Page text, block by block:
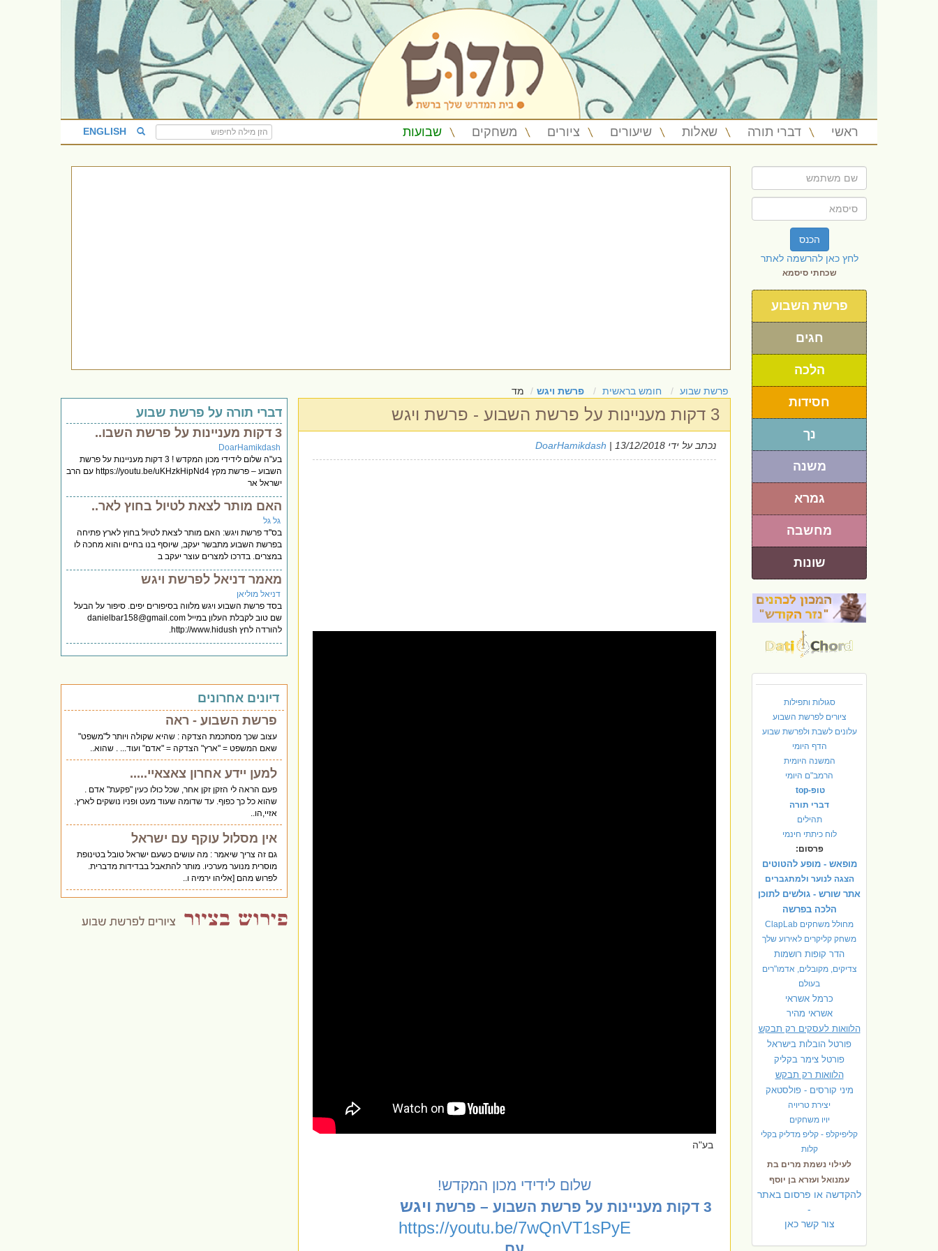
ראשי דברי תורה שאלות שיעורים ציורים משחקים שבועות ENGLISH
הכנס
לחץ כאן להרשמה לאתר
שכחתי סיסמא
פרשת השבוע
חגים
הלכה
חסידות
נך
משנה
גמרא
מחשבה
שונות
סגולות ותפילות
ציורים לפרשת השבוע
עלונים לשבת ולפרשת שבוע
הדף היומי
המשנה היומית
הרמב"ם היומי
טופ-top
דברי תורה
תהילים
לוח כיתתי חינמי
פרסום:
מופאש - מופע להטוטים
הצגה לנוער ולמתגברים
אתר שורש - גולשים לתוכן
הלכה בפרשה
מחולל משחקים ClapLab
משחק קליקרים לאירוע שלך
הדר קופות רושמות
צדיקים, מקובלים, אדמו"רים
בעולם
כרמל אשראי
אשראי מהיר
הלוואות לעסקים רק תבקש
פורטל הובלות בישראל
פורטל צימר בקליק
הלוואות רק תבקש
מיני קורסים - פולסטאק
יצירת טריויה
יויו משחקים
קליפיקלפ - קליפ מדליק בקלי
קלות
לעילוי נשמת מרים בת
עמנואל ועזרא בן יוסף
להקדשה או פרסום באתר
-
צור קשר כאן
פרשת שבוע חומש בראשית פרשת ויגש מד
3 דקות מעניינות על פרשת השבוע - פרשת ויגש
נכתב על ידי DoarHamikdash | 13/12/2018
בע"ה
שלום לידידי מכון המקדש!
3 דקות מעניינות על פרשת השבוע – פרשת ויגש
https://youtu.be/7wQnVT1sPyE
דברי תורה על פרשת שבוע
3 דקות מעניינות על פרשת השבו..
DoarHamikdash
בע"ה שלום לידידי מכון המקדש ! 3 דקות מעניינות על פרשת
השבוע – פרשת מקץ https://youtu.be/uKHzkHipNd4 עם הרב
ישראל אר
האם מותר לצאת לטיול בחוץ לאר..
גל גל
בס''ד פרשת ויגש: האם מותר לצאת לטיול בחוץ לארץ פתיחה
בפרשת השבוע מתבשר יעקב, שיוסף בנו בחיים והוא מחכה לו
במצרים. בדרכו למצרים עוצר יעקב ב
מאמר דניאל לפרשת ויגש
דניאל מוליאן
בסד פרשת השבוע ויגש מלווה בסיפורים יפים. סיפור על הבעל
שם טוב לקבלת העלון במייל danielbar158@gmail.com
להורדה לחץ http://www.hidush.
דיונים אחרונים
פרשת השבוע - ראה
עצוב שכך מסתכמת הצדקה : שהיא שקולה ויותר ל"משפט"
שאם המשפט = "ארץ" הצדקה = "אדם" ועוד... . שהוא..
למען יידע אחרון צאצאיי.....
פעם הראה לי הזקן זקן אחר, שכל כולו כעין "פקעת" אדם .
שהוא כל כך כפוף. עד שדומה שעוד מעט ופניו נושקים לארץ.
אזיי,הו..
אין מסלול עוקף עם ישראל
גם זה צריך שיאמר : מה עושים כשעם ישראל טובל בטינופת
מוסרית מנוער מערכיו. מותר להתאבל בבדידות מדברית.
לפרוש מהם [אליהו ירמיה ו..